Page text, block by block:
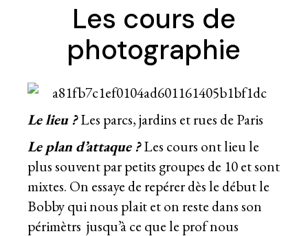
Les cours de
photographie
Le lieu ?Les parcs, jardins et rues de Paris
Le plan d’attaque ?Les cours ont lieu le
plus souvent par petits groupes de 10 et sont
mixtes. On essaye de repérer dès le début le
Bobby qui nous plait et on reste dans son
périmètrs jusqu’à ce que le prof nous